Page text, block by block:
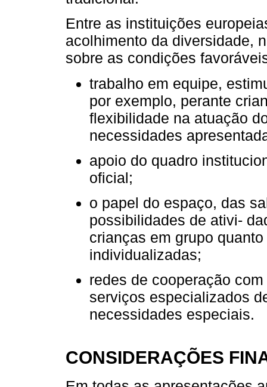
Entre as instituições
acolhimento da diversidade,
sobre as condições
trabalho em equipe,
por exemplo, perante
flexibilidade na atuação
necessidades
apoio do quadro
oficial;
o papel do espaço, das
possibilidades de ativi-
crianças em grupo
individualizadas;
redes de cooperação
serviços especializados
necessidades especiais.
CONSIDERAÇÕES